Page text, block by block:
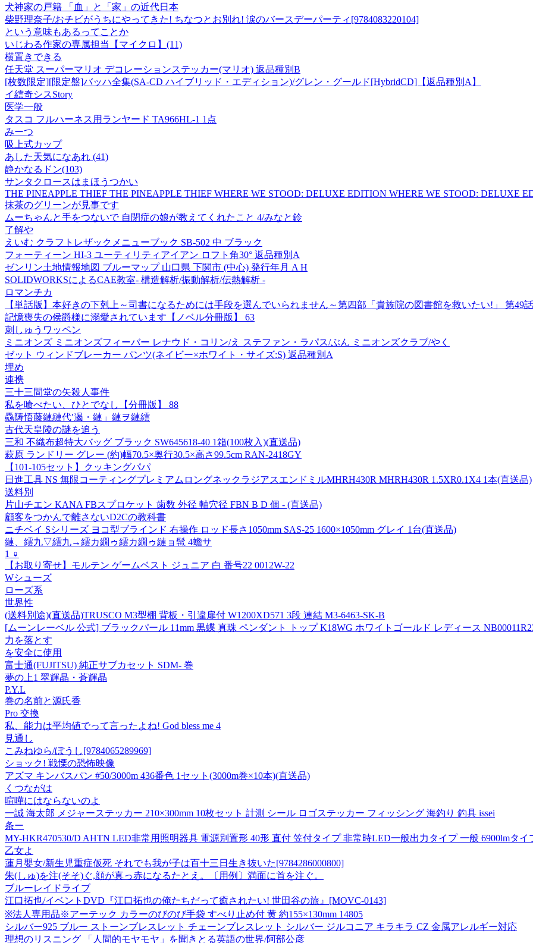
犬神家の戸籍 「血」と「家」の近代日本
柴野理奈子/おチビがうちにやってきた! ちなつとお別れ! 涙のバースデーパーティ[9784083220104]
という意味もあるってことか
いじわる作家の専属担当【マイクロ】(11)
横置きできる
任天堂 スーパーマリオ デコレーションステッカー(マリオ) 返品種別B
[枚数限定][限定盤]バッハ全集(SA-CD ハイブリッド・エディション)/グレン・グールド[HybridCD]【返品種別A】
イ繧奇シスStory
医学一般
タスコ フルハーネス用ランヤード TA966HL-1 1点
みーつ
吸上式カップ
あした天気になあれ (41)
静かなるドン(103)
サンタクロースはまほうつかい
THE PINEAPPLE THIEF THE PINEAPPLE THIEF WHERE WE STOOD: DELUXE EDITION WHERE WE STOOD: DELUXE
抹茶のグリーンが見事です
ムーちゃんと手をつないで 自閉症の娘が教えてくれたこと 4/みなと鈴
了解や
えいむ クラフトレザックメニューブック SB-502 中 ブラック
フォーティーン HI-3 ユーティリティアイアン ロフト角30° 返品種別A
ゼンリン土地情報地図 ブルーマップ 山口県 下関市 (中心) 発行年月 A H
SOLIDWORKSによるCAE教室- 構造解析/振動解析/伝熱解析 -
ロマンチカ
【単話版】本好きの下剋上～司書になるためには手段を選んでいられません～第四部「貴族院の図書館を救いたい!」 第49話
記憶喪失の侯爵様に溺愛されています【ノベル分冊版】 63
刺しゅうワッペン
ミニオンズ ミニオンズフィーバー レナウド・コリン/え ステファン・ラパス/ぶん ミニオンズクラブ/やく
ゼット ウィンドブレーカー パンツ(ネイビー×ホワイト・サイズ:S) 返品種別A
埋め
連携
三十三間堂の矢殺人事件
私を喰べたい、ひとでなし【分冊版】 88
驫陦悟藤縺縺代′遏・縺」縺ヲ縺繧
古代天皇陵の謎を追う
三和 不織布超特大バッグ ブラック SW645618-40 1箱(100枚入)(直送品)
萩原 ランドリー グレー (約)幅70.5×奥行30.5×高さ99.5cm RAN-2418GY
【101-105セット】クッキングパパ
日進工具 NS 無限コーティングプレミアムロングネックラジアスエンドミルMHRH430R MHRH430R 1.5XR0.1X4 1本(直送品)
送料別
片山チエン KANA FBスプロケット 歯数 外径 軸穴径 FBN B D 個 - (直送品)
顧客をつかんで離さないD2Cの教科書
ニチベイ Sシリーズ ヨコ型ブラインド 右操作 ロッド長さ1050mm SAS-25 1600×1050mm グレイ 1台(直送品)
縺、繧九▽繧九→繧カ繝ゥ繧カ繝ゥ縺ョ髢 4蟾サ
1 ♀
【お取り寄せ】モルテン ゲームベスト ジュニア 白 番号22 0012W-22
Wシューズ
ローズ系
世界性
(送料別途)(直送品)TRUSCO M3型棚 背板・引違扉付 W1200XD571 3段 連結 M3-6463-SK-B
[ムーンレーベル 公式] ブラックパール 11mm 黒蝶 真珠 ペンダント トップ K18WG ホワイトゴールド レディース
力を落とす
を安全に使用
富士通(FUJITSU) 純正サブカセット SDM- 巻
夢の上1 翠輝晶・蒼輝晶
P.Y.L
巻の名前と源氏香
Pro 交換
私、能力は平均値でって言ったよね! God bless me 4
見通し
こみねゆら/ぼうし[9784065289969]
ショック! 戦慄の恐怖映像
アズマ キンバスパン #50/3000m 436番色 1セット(3000m巻×10本)(直送品)
くつながは
喧嘩にはならないのよ
一誠 海太郎 メジャーステッカー 210×300mm 10枚セット 計測 シール ロゴステッカー フィッシング 海釣り 釣具 issei
条ー
MY-HKR470530/D AHTN LED非常用照明器具 電源別置形 40形 直付 笠付タイプ 非常時LED一般出力タイプ 一般 6900lmタ
乙女よ
蓮月嬰女/新生児重症仮死 それでも我が子は百十三日生き抜いた[9784286000800]
朱(しゅ)を注(そそ)ぐ,顔が真っ赤になるたとえ。〔用例〕満面に首を注ぐ。
ブルーレイドライブ
江口拓也/イベントDVD『江口拓也の俺たちだって癒されたい! 世田谷の旅』[MOVC-0143]
※法人専用品※アーテック カラーのびのび手袋 すべり止め付 黄 約155×130mm 14805
シルバー925 ブルー ストーンブレスレット チェーンブレスレット シルバー ジルコニア キラキラ CZ 金属アレルギー対応
理想のリスニング 「人間的モヤモヤ」を聞きとる英語の世界/阿部公彦